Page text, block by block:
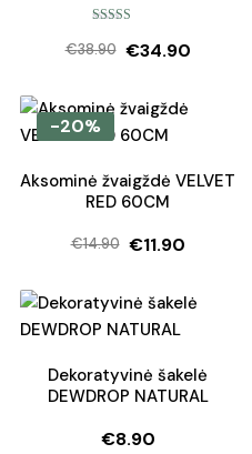
5.00iš 5
€38.90
Original
was:
€38.90.
€34.90
Current
is:
€34.90.
-20%
Aksominė žvaigždė VELVET
RED 60CM
€14.90
Original
was:
€14.90.
€11.90
Current
is:
€11.90.
Dekoratyvinė šakelė
DEWDROP NATURAL
€8.90